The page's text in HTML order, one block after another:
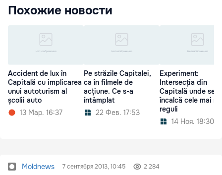
Похожие новости
Accident de lux în
Capitală cu implicarea
unui autoturism al
școlii auto
13 Мар. 16:37
Pe străzile Capitalei,
ca în filmele de
acţiune. Ce s-a
întâmplat
22 Фев. 17:53
Experiment:
Intersecția din
Capitală unde se
încalcă cele mai
reguli
14 Ноя. 18:30
Moldnews 7 сентября 2013, 10:45 2 284